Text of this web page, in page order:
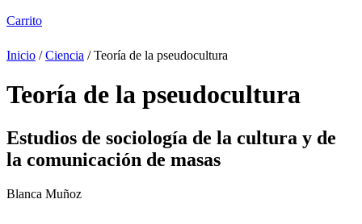
Carrito
Inicio /Ciencia / Teoría de la pseudocultura
Teoría de la pseudocultura
Estudios de sociología de la cultura y de
la comunicación de masas
Blanca Muñoz